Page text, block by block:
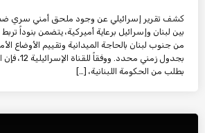
كشف تقرير إسرائيلي عن وجود ملحق أمني سري ضمن
بين لبنان وإسرائيل برعاية أميركية، يتضمن بنوداً
من جنوب لبنان بالحاجة الميدانية وتقييم الأوضاع
بجدول زمني
بطلب من الحكومة اللبنانية، […]